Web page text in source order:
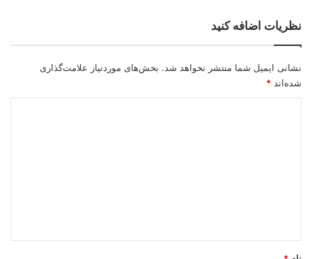
نظریات اضافه کنید
نشانی ایمیل شما منتشر نخواهد شد. بخش‌های موردنیاز علامت‌گذاری
شده‌اند *